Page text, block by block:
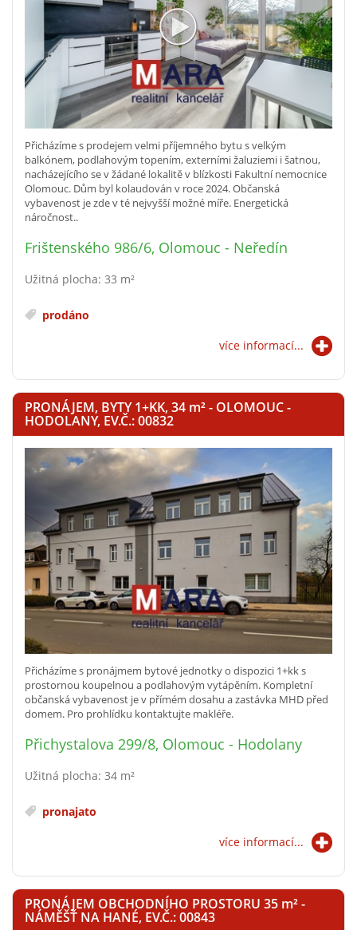
Přicházíme s prodejem velmi příjemného bytu s velkým
balkónem, podlahovým topením, externími žaluziemi i šatnou,
nacházejícího se v žádané lokalitě v blízkosti Fakultní nemocnice
Olomouc. Dům byl kolaudován v roce 2024. Občanská
vybavenost je zde v té nejvyšší možné míře. Energetická
náročnost..
Frištenského 986/6, Olomouc - Neředín
Užitná plocha: 33 m²
prodáno
více informací...
PRONÁJEM, BYTY 1+KK, 34 m²- OLOMOUC -
HODOLANY, EV.Č.: 00832
Přicházíme s pronájmem bytové jednotky o dispozici 1+kk s
prostornou koupelnou a podlahovým vytápěním. Kompletní
občanská vybavenost je v přímém dosahu a zastávka MHD před
domem. Pro prohlídku kontaktujte makléře.
Přichystalova 299/8, Olomouc - Hodolany
Užitná plocha: 34 m²
pronajato
více informací...
PRONÁJEM OBCHODNÍHO PROSTORU 35 m²-
NÁMĚŠŤ NA HANÉ, EV.Č.: 00843